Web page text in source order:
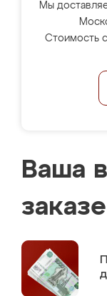
Мы
Стоимость
Ваша